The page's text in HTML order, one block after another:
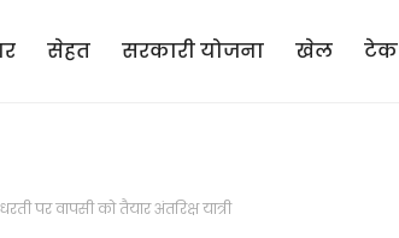
सेहत सरकारी योजना खेल टेक
पर वापसी को तैयार अंतरिक्ष यात्री